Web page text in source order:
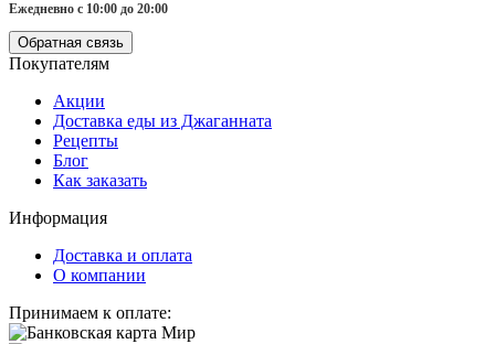
Ежедневно с 10:00 до 20:00
Обратная связь
Покупателям
Акции
Доставка еды из Джаганната
Рецепты
Блог
Как заказать
Информация
Доставка и оплата
О компании
Принимаем к оплате: